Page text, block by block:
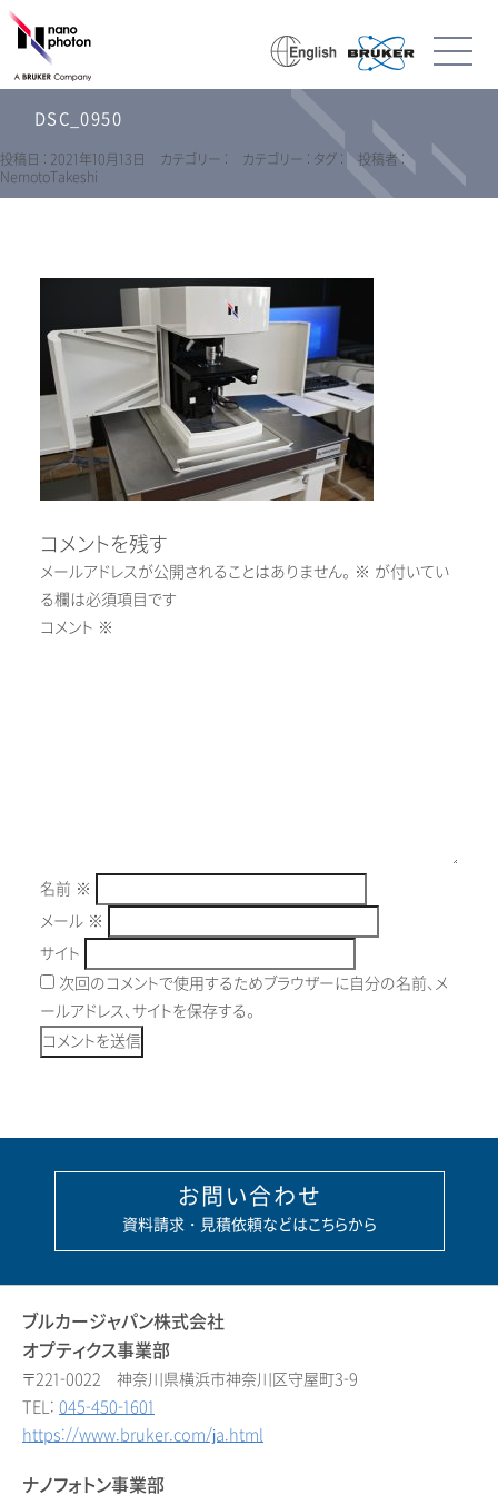
DSC_0950
投稿日 : 2021年10月13日 カテゴリー : カテゴリー : タグ :
投稿者 :
NemotoTakeshi
コメントを残す
メールアドレスが公開されることはありません。 ※ が付いてい
る欄は必須項目です
コメント ※
名前 ※
メール ※
サイト
次回のコメントで使用するためブラウザーに自分の名前、メ
ールアドレス、サイトを保存する。
お問い合わせ
資料請求・見積依頼などはこちらから
ブルカージャパン株式会社
オプティクス事業部
〒221-0022 神奈川県横浜市神奈川区守屋町3-9
TEL: 045-450-1601
https://www.bruker.com/ja.html
ナノフォトン事業部